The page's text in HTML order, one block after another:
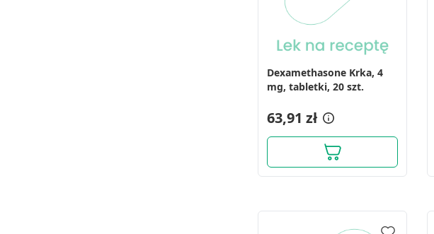
Dexamethasone Krka, 4
mg, tabletki, 20 szt.
63,91 zł